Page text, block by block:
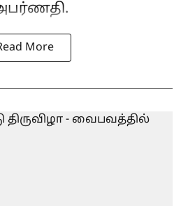
More